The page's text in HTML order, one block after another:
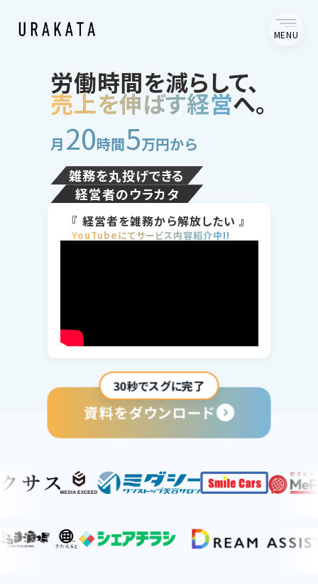
MENU
労働時間を減らして、
売上を伸ばす経営へ。
月 20時間5万円から
雑務を丸投げできる
経営者のウラカタ
『 経営者を雑務から解放したい 』
YouTubeにてサービス内容紹介中!!
30秒でスグに完了
資料をダウンロード